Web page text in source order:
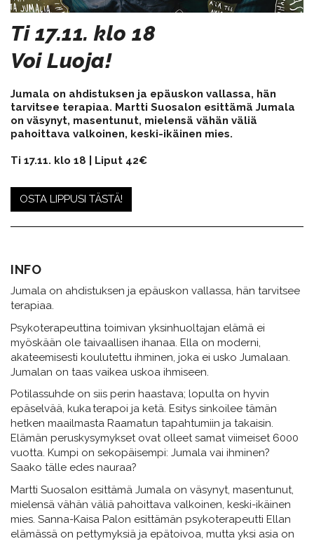
Ti 17.11. klo 18
Voi Luoja!
Jumala on ahdistuksen ja epäuskon vallassa, hän
tarvitsee terapiaa. Martti Suosalon esittämä Jumala
on väsynyt, masentunut, mielensä vähän väliä
pahoittava valkoinen, keski-ikäinen mies.
Ti 17.11. klo 18 | Liput 42€
OSTA LIPPUSI TÄSTÄ!
INFO
Jumala on ahdistuksen ja epäuskon vallassa, hän tarvitsee
terapiaa.
Psykoterapeuttina toimivan yksinhuoltajan elämä ei
myöskään ole taivaallisen ihanaa. Ella on moderni,
akateemisesti koulutettu ihminen, joka ei usko Jumalaan.
Jumalan on taas vaikea uskoa ihmiseen.
Potilassuhde on siis perin haastava; lopulta on hyvin
epäselvää, kuka terapoi ja ketä. Esitys sinkoilee tämän
hetken maailmasta Raamatun tapahtumiin ja takaisin.
Elämän peruskysymykset ovat olleet samat viimeiset 6000
vuotta. Kumpi on sekopäisempi: Jumala vai ihminen?
Saako tälle edes nauraa?
Martti Suosalon esittämä Jumala on väsynyt, masentunut,
mielensä vähän väliä pahoittava valkoinen, keski-ikäinen
mies. Sanna-Kaisa Palon esittämän psykoterapeutti Ellan
elämässä on pettymyksiä ja epätoivoa, mutta yksi asia on